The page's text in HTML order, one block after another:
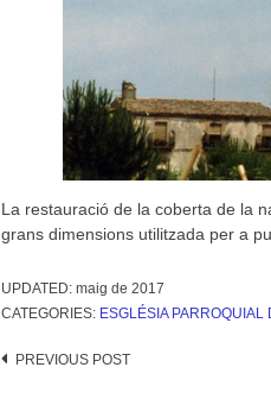
La restauració de la coberta de la
grans dimensions utilitzada per a
UPDATED: maig de 2017
CATEGORIES: ESGLÉSIA PARROQUIAL
Post
PREVIOUS POST